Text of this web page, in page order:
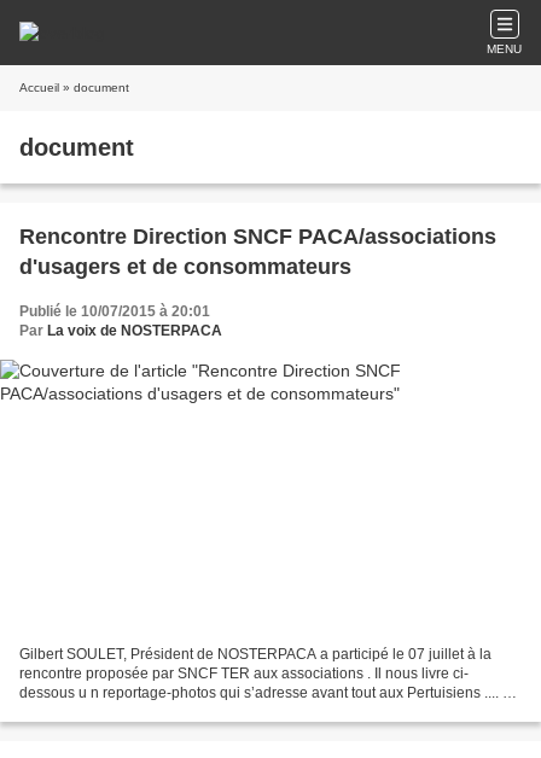
MENU
Accueil » document
document
Rencontre Direction SNCF PACA/associations
d'usagers et de consommateurs
Publié le 10/07/2015 à 20:01
Par La voix de NOSTERPACA
Gilbert SOULET, Président de NOSTERPACA a participé le 07 juillet à la
rencontre proposée par SNCF TER aux associations . Il nous livre ci-
dessous u n reportage-photos qui s’adresse avant tout aux Pertuisiens .... et